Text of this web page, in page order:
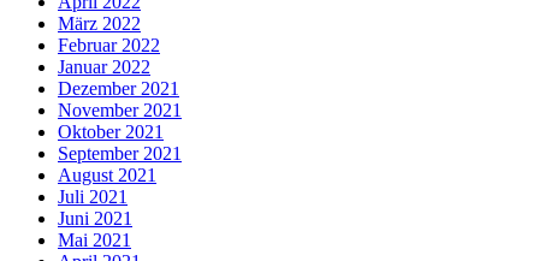
März 2022
Februar 2022
Januar 2022
Dezember 2021
November 2021
Oktober 2021
September 2021
August 2021
Juli 2021
Juni 2021
Mai 2021